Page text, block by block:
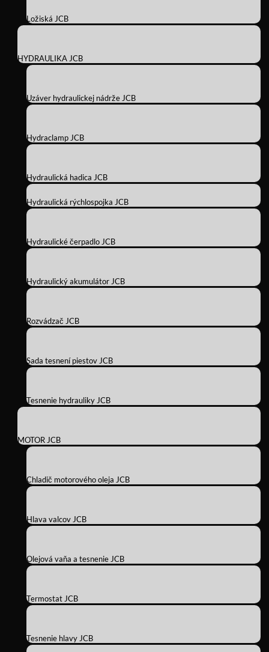
Ložiská JCB
HYDRAULIKA JCB
Uzáver hydraulickej nádrže JCB
Hydraclamp JCB
Hydraulická hadica JCB
Hydraulická rýchlospojka JCB
Hydraulické čerpadlo JCB
Hydraulický akumulátor JCB
Rozvádzač JCB
Sada tesnení piestov JCB
Tesnenie hydrauliky JCB
MOTOR JCB
Chladič motorového oleja JCB
Hlava valcov JCB
Olejová vaňa a tesnenie JCB
Termostat JCB
Tesnenie hlavy JCB